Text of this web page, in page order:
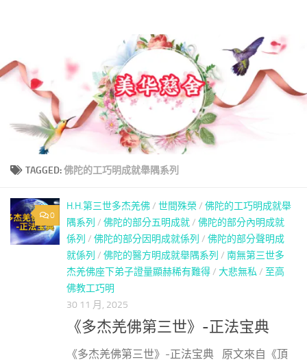
TAGGED:佛陀的工巧明成就舉隅系列
0
H.H.第三世多杰羌佛/ 世間殊榮 / 佛陀的工巧明成就舉
隅系列 / 佛陀的部分五明成就/ 佛陀的部分內明成就
係列 / 佛陀的部分因明成就係列 / 佛陀的部分聲明成
就係列 / 佛陀的醫方明成就舉隅系列 / 南無第三世多
杰羌佛座下弟子證量顯赫稀有難得/ 大悲無私 / 至高
佛教工巧明
30 11 月, 2025
《多杰羌佛第三世》-正法宝典
《多杰羌佛第三世》-正法宝典 原文來自《頂